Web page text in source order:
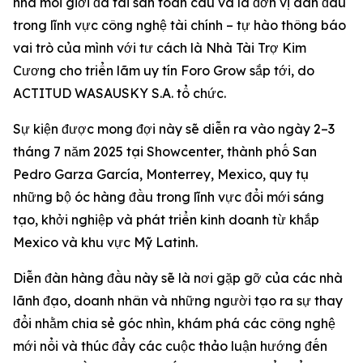
trong lĩnh vực công nghệ tài chính – tự hào thông báo
vai trò của mình với tư cách là Nhà Tài Trợ Kim
Cương cho triển lãm uy tín Foro Grow sắp tới, do
ACTITUD WASAUSKY S.A. tổ chức.
Sự kiện được mong đợi này sẽ diễn ra vào ngày 2–3
tháng 7 năm 2025 tại Showcenter, thành phố San
Pedro Garza García, Monterrey, Mexico, quy tụ
những bộ óc hàng đầu trong lĩnh vực đổi mới sáng
tạo, khởi nghiệp và phát triển kinh doanh từ khắp
Mexico và khu vực Mỹ Latinh.
Diễn đàn hàng đầu này sẽ là nơi gặp gỡ của các nhà
lãnh đạo, doanh nhân và những người tạo ra sự thay
đổi nhằm chia sẻ góc nhìn, khám phá các công nghệ
mới nổi và thúc đẩy các cuộc thảo luận hướng đến